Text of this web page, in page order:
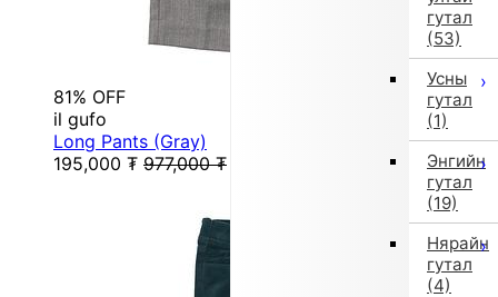
гутал
(53)
Усны
гутал
(1)
Энгийн
гутал
(19)
Нярайн
гутал
(4)
81% OFF
il gufo
Long Pants (Gray)
195,000 ₮ 977,000 ₮